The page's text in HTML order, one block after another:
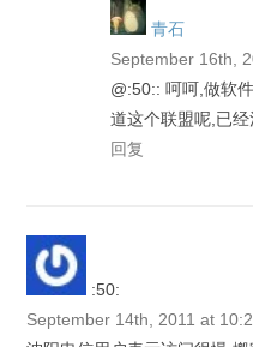
青石
September 16th,
@:50:: 呵呵,做软
道这个联盟呢,已
回复
:50:
September 14th, 2011 at